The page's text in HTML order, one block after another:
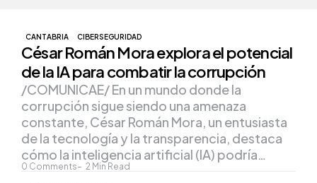
CANTABRIA CIBERSEGURIDAD
César Román Mora explora el potencial
de la IA para combatir la corrupción
0 Comments 2 Min Read
/COMUNICAE/ En un mundo donde la
corrupción sigue siendo una amenaza
constante, César Román Mora, un entusiasta
de la tecnología y la transparencia, destaca
cómo la inteligencia artificial (IA) podría…